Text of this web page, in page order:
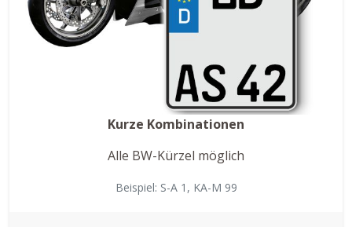
Kurze Kombinationen
Alle BW-Kürzel möglich
Beispiel: S-A 1, KA-M 99